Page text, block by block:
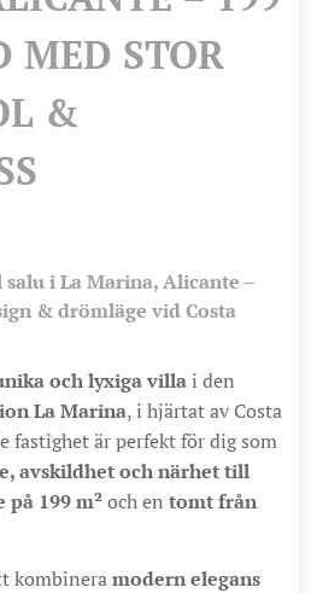
MED STOR
&
i La Marina, Alicante –
& drömläge vid Costa
och lyxiga villai den
La Marina, i hjärtat av Costa
fastighet är perfekt för dig som
avskildhet och närhet till
på 199 m²och en tomt från
kombineramodern elegans